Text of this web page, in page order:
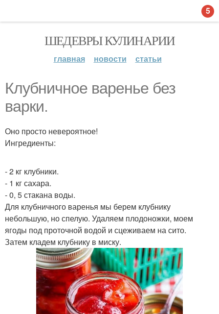
ШЕДЕВРЫ КУЛИНАРИИ
главная новости статьи
Клубничное варенье без
варки.
Оно просто невероятное!
Ингредиенты:
- 2 кг клубники.
- 1 кг сахара.
- 0, 5 стакана воды.
Для клубничного варенья мы берем клубнику
небольшую, но спелую. Удаляем плодоножки, моем
ягоды под проточной водой и сцеживаем на сито.
Затем кладем клубнику в миску.
5